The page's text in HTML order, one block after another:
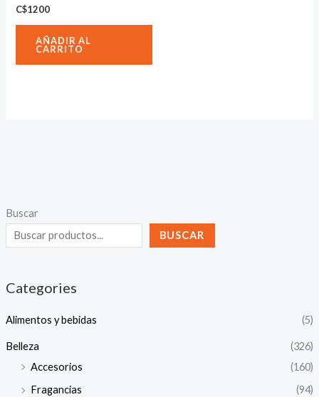
Buscar
BUSCAR
Categories
Alimentos y bebidas (5)
Belleza
(326)
Accesorios
(160)
Fragancias
(94)
C$1200
AÑADIR AL
CARRITO